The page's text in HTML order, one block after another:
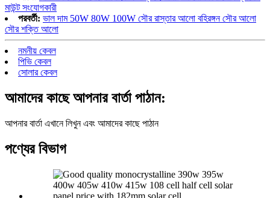
মাউন্ট সংযোগকারী
পরবর্তী: ভাল দাম 50W 80W 100W সৌর রাস্তার আলো বহিরঙ্গন সৌর আলো
সৌর শক্তি আলো
নমনীয় কেবল
পিভি কেবল
সোলার কেবল
আমাদের কাছে আপনার বার্তা পাঠান:
আপনার বার্তা এখানে লিখুন এবং আমাদের কাছে পাঠান
পণ্যের বিভাগ